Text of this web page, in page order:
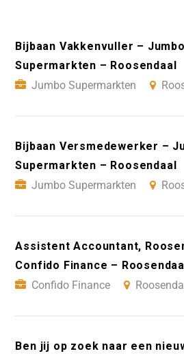
Bijbaan Vakkenvuller – Jumbo
Supermarkten – Roosendaal
Jumbo Supermarkten
Bijbaan Versmedewerker –
Supermarkten – Roosendaal
Jumbo Supermarkten
Assistent Accountant,
Confido Finance – Roosendaal
Confido Finance
Ben jij op zoek naar een